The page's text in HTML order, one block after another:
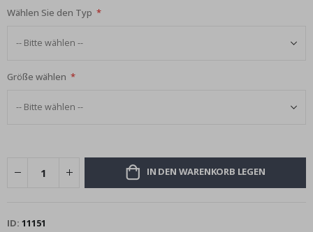
Wählen Sie den Typ
Größe wählen
IN DEN WARENKORB LEGEN
ID 11151